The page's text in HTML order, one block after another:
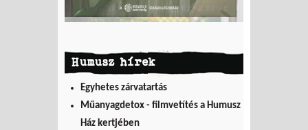
Humusz hírek
Egyhetes zárvatartás
Műanyagdetox - filmvetítés a Humusz
Ház kertjében